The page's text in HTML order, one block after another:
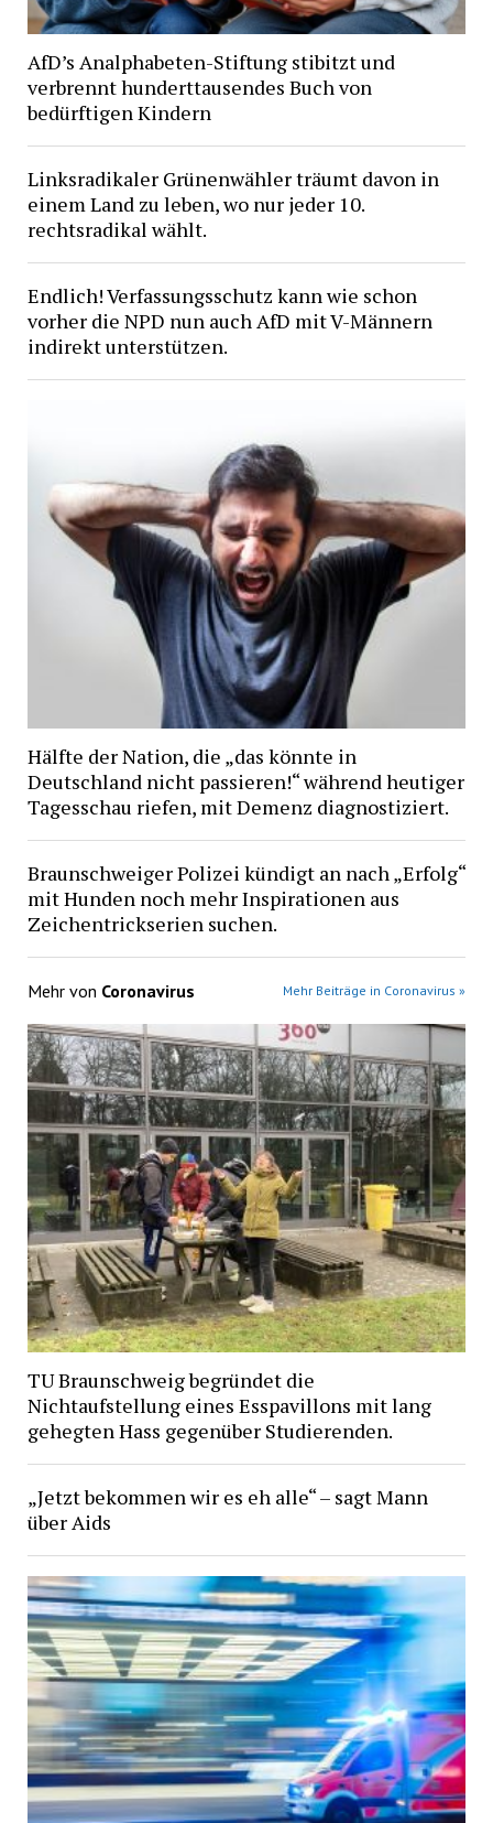
AfD’s Analphabeten-Stiftung stibitzt und
verbrennt hunderttausendes Buch von
bedürftigen Kindern
Linksradikaler Grünenwähler träumt davon in
einem Land zu leben, wo nur jeder 10.
rechtsradikal wählt.
Endlich! Verfassungsschutz kann wie schon
vorher die NPD nun auch AfD mit V-Männern
indirekt unterstützen.
Hälfte der Nation, die „das könnte in
Deutschland nicht passieren!“ während heutiger
Tagesschau riefen, mit Demenz diagnostiziert.
Braunschweiger Polizei kündigt an nach „Erfolg“
mit Hunden noch mehr Inspirationen aus
Zeichentrickserien suchen.
Mehr von Coronavirus Mehr Beiträge in Coronavirus »
TU Braunschweig begründet die
Nichtaufstellung eines Esspavillons mit lang
gehegten Hass gegenüber Studierenden.
„Jetzt bekommen wir es eh alle“ – sagt Mann
über Aids